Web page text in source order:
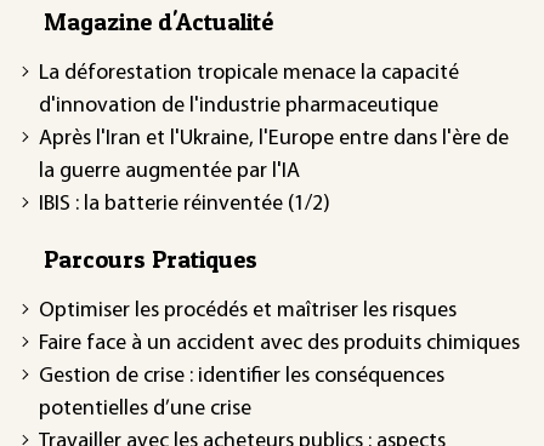
Magazine d'Actualité
La déforestation tropicale menace la capacité
d'innovation de l'industrie pharmaceutique
Après l'Iran et l'Ukraine, l'Europe entre dans l'ère de
la guerre augmentée par l'IA
IBIS : la batterie réinventée (1/2)
Parcours Pratiques
Optimiser les procédés et maîtriser les risques
Faire face à un accident avec des produits chimiques
Gestion de crise : identifier les conséquences
potentielles d’une crise